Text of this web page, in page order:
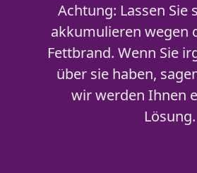
Achtung: Lassen Sie
akkumulieren wegen
Fettbrand. Wenn Sie
über sie haben,
wir werden Ihnen
Lösung.